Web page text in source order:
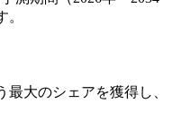
最大のシェアを獲得し、